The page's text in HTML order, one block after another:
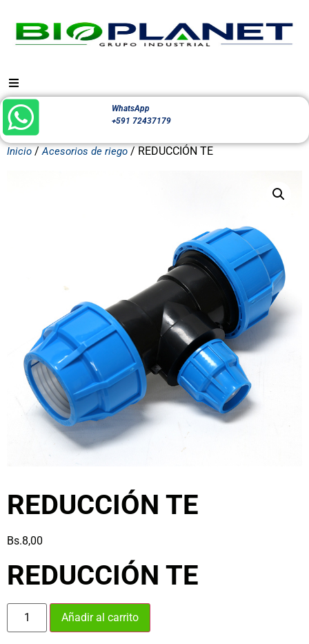
WhatsApp
+591 72437179
Inicio /Acesorios de riego / REDUCCIÓN TE
REDUCCIÓN TE
Bs.8,00
REDUCCIÓN TE
Añadir al carrito